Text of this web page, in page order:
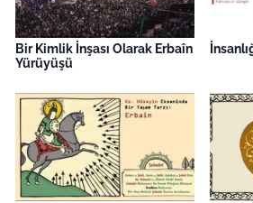
Bir Kimlik İnşası Olarak Erbaîn
Yürüyüşü